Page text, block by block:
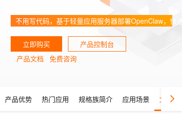
不用写代码，基于轻量应用服务器部署OpenClaw，快
立即购买
产品控制台
产品文档
免费咨询
产品优势 热门应用 规格族简介 应用场景 文档与